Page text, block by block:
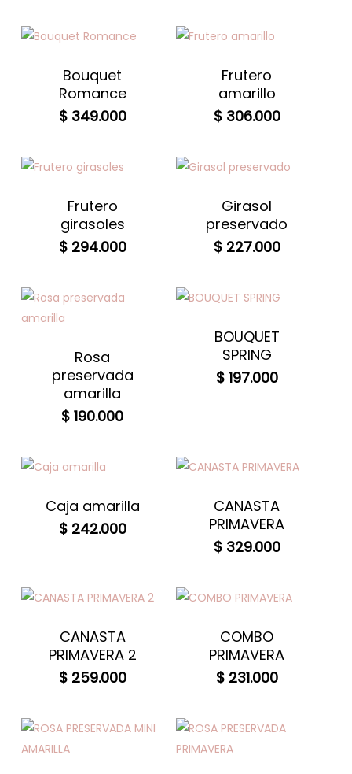
Bouquet
Romance
$349.000
Frutero
amarillo
$306.000
Frutero
girasoles
$294.000
Girasol
preservado
$227.000
Rosa
preservada
amarilla
$ 190.000
BOUQUET
SPRING
$197.000
Caja amarilla
$242.000
CANASTA
PRIMAVERA
$329.000
CANASTA
PRIMAVERA 2
$259.000
COMBO
PRIMAVERA
$231.000